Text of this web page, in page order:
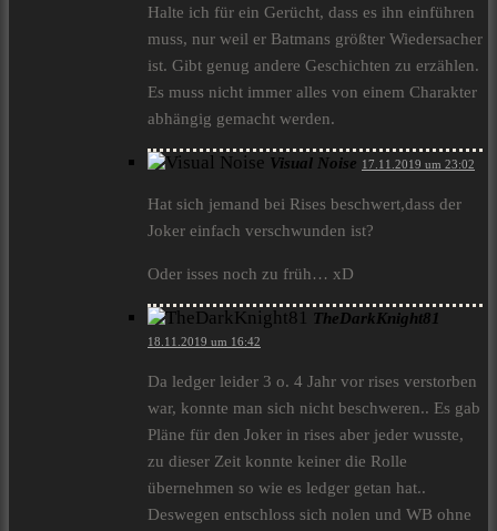
Halte ich für ein Gerücht, dass es ihn einführen
muss, nur weil er Batmans größter Wiedersacher
ist. Gibt genug andere Geschichten zu erzählen.
Es muss nicht immer alles von einem Charakter
abhängig gemacht werden.
Visual Noise 17.11.2019 um 23:02
Hat sich jemand bei Rises beschwert,dass der
Joker einfach verschwunden ist?
Oder isses noch zu früh… xD
TheDarkKnight81
18.11.2019 um 16:42
Da ledger leider 3 o. 4 Jahr vor rises verstorben
war, konnte man sich nicht beschweren.. Es gab
Pläne für den Joker in rises aber jeder wusste,
zu dieser Zeit konnte keiner die Rolle
übernehmen so wie es ledger getan hat..
Deswegen entschloss sich nolen und WB ohne